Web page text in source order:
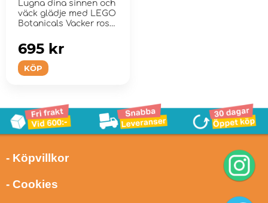
Lugna dina sinnen och
väck glädje med LEGO
Botanicals Vacker rosa
KÖP
695 kr
- Köpvillkor
- Cookies